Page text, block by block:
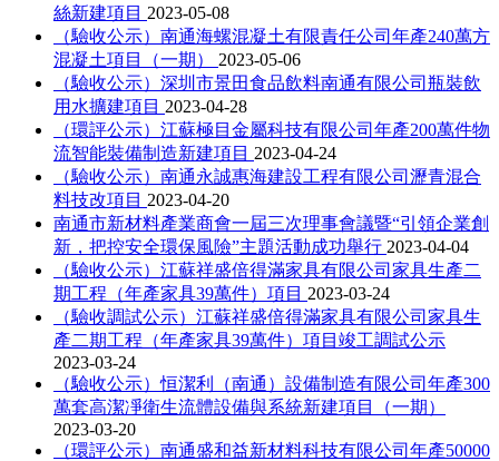
絲新建項目 2023-05-08
（驗收公示）南通海螺混凝土有限責任公司年產240萬方
混凝土項目（一期） 2023-05-06
（驗收公示）深圳市景田食品飲料南通有限公司瓶裝飲
用水擴建項目 2023-04-28
（環評公示）江蘇極目金屬科技有限公司年產200萬件物
流智能裝備制造新建項目 2023-04-24
（驗收公示）南通永誠惠海建設工程有限公司瀝青混合
料技改項目 2023-04-20
南通市新材料產業商會一屆三次理事會議暨“引領企業創
新，把控安全環保風險”主題活動成功舉行 2023-04-04
（驗收公示）江蘇祥盛倍得滿家具有限公司家具生產二
期工程（年產家具39萬件）項目 2023-03-24
（驗收調試公示）江蘇祥盛倍得滿家具有限公司家具生
產二期工程（年產家具39萬件）項目竣工調試公示
2023-03-24
（驗收公示）恒潔利（南通）設備制造有限公司年產300
萬套高潔凈衛生流體設備與系統新建項目（一期）
2023-03-20
（環評公示）南通盛和益新材料科技有限公司年產50000